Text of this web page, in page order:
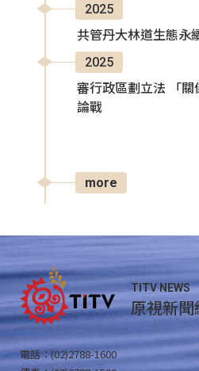
2025
共管丹大林道生態永
2025
審行政區劃立法 「
論戰
more
TITV NEWS
原視新聞
電話：(02)2788-1600